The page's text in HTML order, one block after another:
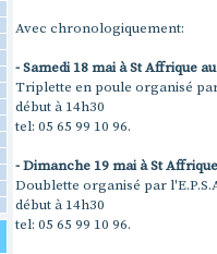
Avec chronologiquement:
- Samedi 18 mai à St Affrique
Triplette en poule organisé par
début à 14h30
tel: 05 65 99 10 96.
- Dimanche 19 mai à St
Doublette organisé par
début à 14h30
tel: 05 65 99 10 96.